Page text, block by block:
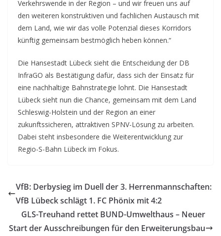
Verkehrswende in der Region – und wir freuen uns auf
den weiteren konstruktiven und fachlichen Austausch mit
dem Land, wie wir das volle Potenzial dieses Korridors
künftig gemeinsam bestmöglich heben können.“
Die Hansestadt Lübeck sieht die Entscheidung der DB
InfraGO als Bestätigung dafür, dass sich der Einsatz für
eine nachhaltige Bahnstrategie lohnt. Die Hansestadt
Lübeck sieht nun die Chance, gemeinsam mit dem Land
Schleswig-Holstein und der Region an einer
zukunftssicheren, attraktiven SPNV-Lösung zu arbeiten.
Dabei steht insbesondere die Weiterentwicklung zur
Regio-S-Bahn Lübeck im Fokus.
VfB: Derbysieg im Duell der 3. Herrenmannschaften:
VfB Lübeck schlägt 1. FC Phönix mit 4:2
GLS-Treuhand rettet BUND-Umwelthaus – Neuer
Start der Ausschreibungen für den Erweiterungsbau